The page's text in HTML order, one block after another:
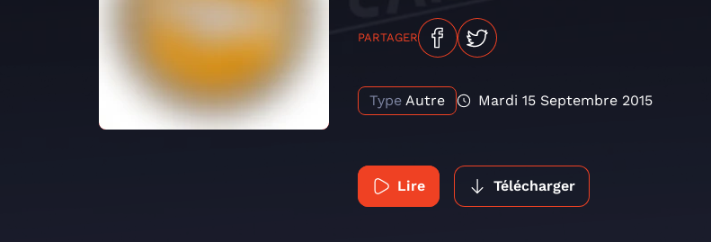
PARTAGER
Type Autre Mardi 15 Septembre 2015
Lire Télécharger